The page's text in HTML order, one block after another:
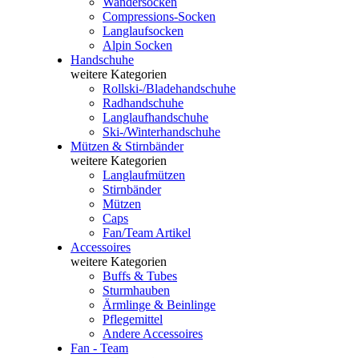
Compressions-Socken
Langlaufsocken
Alpin Socken
Handschuhe
weitere Kategorien
Rollski-/Bladehandschuhe
Radhandschuhe
Langlaufhandschuhe
Ski-/Winterhandschuhe
Mützen & Stirnbänder
weitere Kategorien
Langlaufmützen
Stirnbänder
Mützen
Caps
Fan/Team Artikel
Accessoires
weitere Kategorien
Buffs & Tubes
Sturmhauben
Ärmlinge & Beinlinge
Pflegemittel
Andere Accessoires
Fan - Team